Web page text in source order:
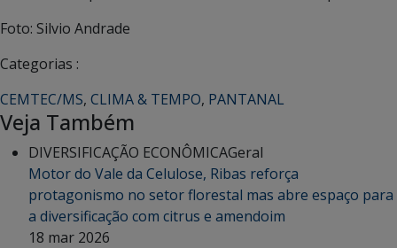
Foto: Silvio Andrade
Categorias :
CEMTEC/MS, CLIMA & TEMPO, PANTANAL
Veja Também
DIVERSIFICAÇÃO ECONÔMICAGeral
Motor do Vale da Celulose, Ribas reforça
protagonismo no setor florestal mas abre espaço para
a diversificação com citrus e amendoim
18 mar 2026